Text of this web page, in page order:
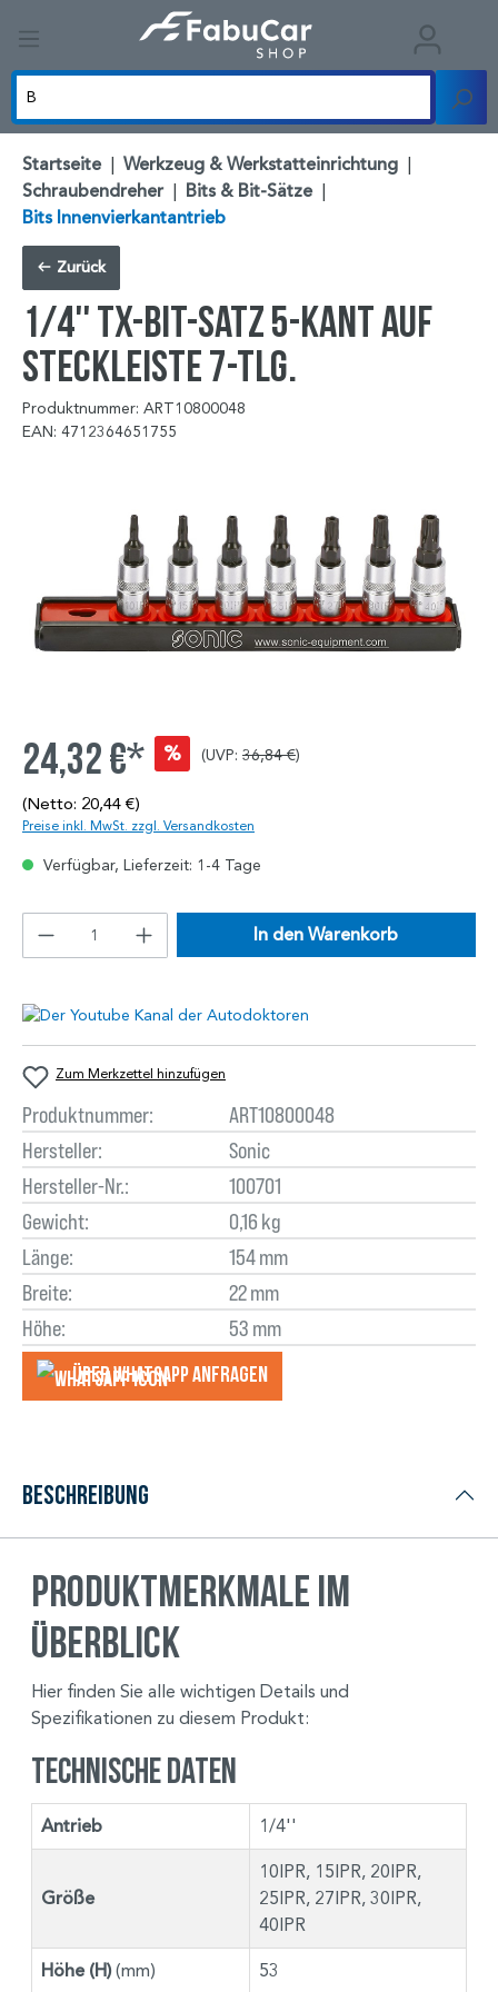
Startseite | Werkzeug & Werkstatteinrichtung |
Schraubendreher | Bits & Bit-Sätze |
Bits Innenvierkantantrieb
Zurück
1/4'' TX-Bit-Satz 5-kant auf
Steckleiste 7-tlg.
Produktnummer: ART10800048
EAN: 4712364651755
24,32 €* % (UVP: 36,84 €)
(Netto: 20,44 €)
Preise inkl. MwSt. zzgl. Versandkosten
Verfügbar, Lieferzeit: 1-4 Tage
In den Warenkorb
Zum Merkzettel hinzufügen
Produktnummer:
ART10800048
Hersteller:
Sonic
Hersteller-Nr.:
100701
Gewicht:
0,16 kg
Länge:
154 mm
Breite:
22 mm
Höhe:
53 mm
Über WhatsApp anfragеn
Beschreibung
Produktmerkmale im
Überblick
Hier finden Sie alle wichtigen Details und
Spezifikationen zu diesem Produkt:
Technische Daten
Antrieb 1/4''
Größe
10IPR, 15IPR, 20IPR,
25IPR, 27IPR, 30IPR,
40IPR
Höhe (H)(mm) 53